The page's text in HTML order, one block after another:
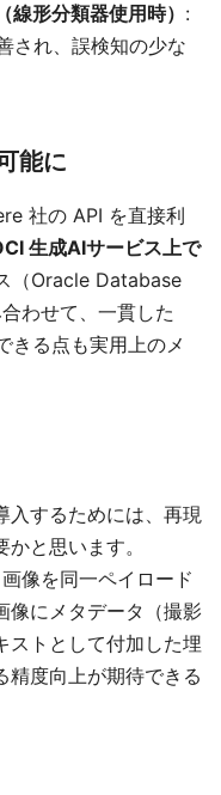
形分類器使用時） :
され、誤検知の少な
能に
社の API を直接利
生成AIサービス上で
（Oracle Database
わせて、一貫した
きる点も実用上のメ
入するためには、再現
と思います。
像を同一ペイロード
像にメタデータ（撮影
ストとして付加した埋
精度向上が期待できる